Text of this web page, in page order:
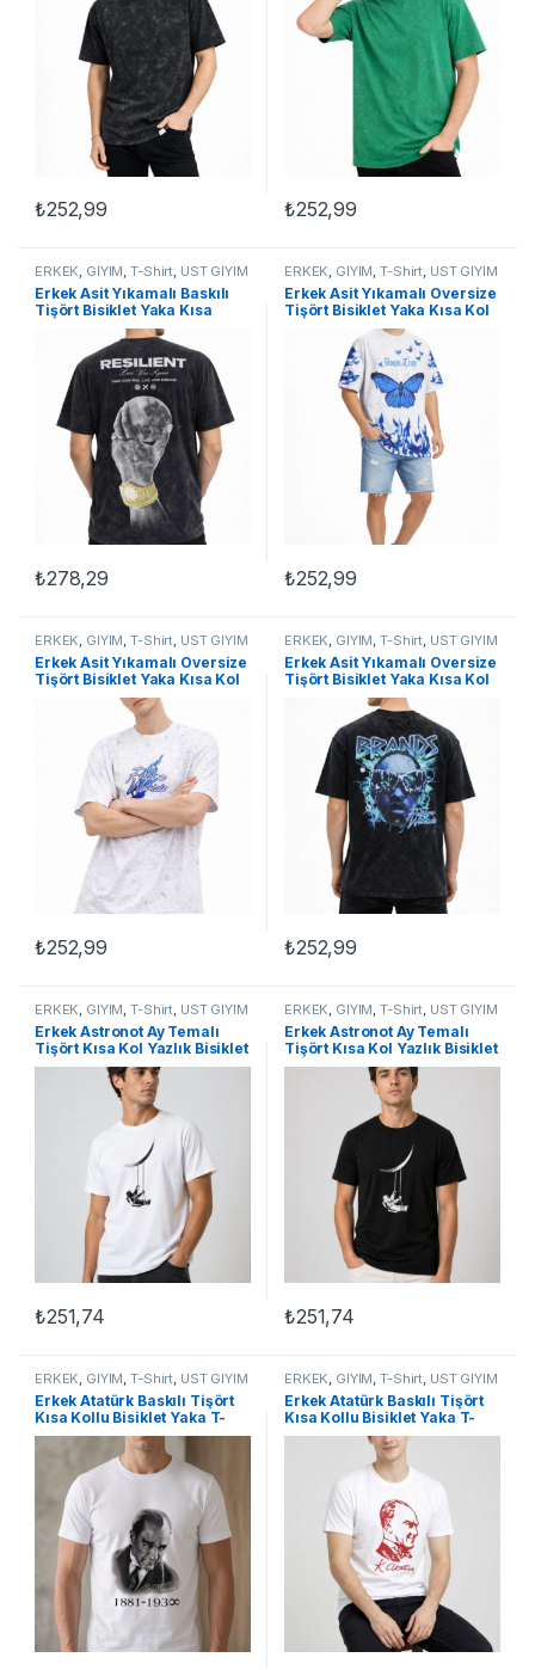
₺252,99
Bu ürünün birden fazla varyasyonu var. Seçenekler ürün
₺252,99
Bu ürünün birden fazla
ERKEK, GİYİM,T-Shirt, ÜST GİYİM
Erkek Asit Yıkamalı Baskılı
Tişört Bisiklet Yaka Kısa
Kollu Streetwear T-shirt –
₺278,29
Bu ürünün birden fazla varyasyonu var. Seçenekler ürün
ERKEK, GİYİM,T-Shirt, ÜST GİYİM
Erkek Asit Yıkamalı Oversize
Tişört Bisiklet Yaka Kısa Kol
T-shirt – Beyaz
₺252,99
Bu ürünün birden fazla
ERKEK, GİYİM,T-Shirt, ÜST GİYİM
Erkek Asit Yıkamalı Oversize
Tişört Bisiklet Yaka Kısa Kol
T-shirt – Beyaz
₺252,99
Bu ürünün birden fazla varyasyonu var. Seçenekler ürün
ERKEK, GİYİM,T-Shirt, ÜST GİYİM
Erkek Asit Yıkamalı Oversize
Tişört Bisiklet Yaka Kısa Kol
T-shirt – Siyah
₺252,99
Bu ürünün birden fazla
ERKEK, GİYİM,T-Shirt, ÜST GİYİM
Erkek Astronot Ay Temalı
Tişört Kısa Kol Yazlık Bisiklet
Yaka T-Shirt – Beyaz
₺251,74
Bu ürünün birden fazla varyasyonu var. Seçenekler ürün
ERKEK, GİYİM,T-Shirt, ÜST GİYİM
Erkek Astronot Ay Temalı
Tişört Kısa Kol Yazlık Bisiklet
Yaka T-Shirt – Siyah
₺251,74
Bu ürünün birden fazla
ERKEK GİYİM ,T-Shirt ÜST GİYİM
Erkek Atatürk Baskılı Tişört
Kısa Kollu Bisiklet Yaka T-
Shirt – Beyaz
ERKEK GİYİM ,T-Shirt ÜST GİYİM
Erkek Atatürk Baskılı Tişört
Kısa Kollu Bisiklet Yaka T-
Shirt – Beyaz